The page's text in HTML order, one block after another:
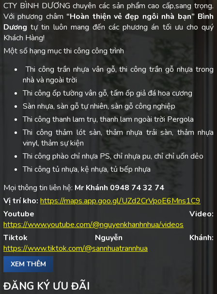
CTY BÌNH DƯƠNG chuyên các sản phẩm cao cấp,sang trọng.
Với phương châm “Hoàn thiện vẻ đẹp ngôi nhà bạn” Bình
Dươngtự tin luôn mang đến các phương án tối ưu cho quý
Khách Hàng!
Một số hạng mục thi công công trình
Thi công trần nhựa vân gỗ, thi công trần gỗ nhựa trong
nhà và ngoài trời
Thi công ốp tường vân gỗ, tấm ốp giả đá hoa cương
Sàn nhựa, sàn gỗ tự nhiên, sàn gỗ công nghiệp
Thi công thanh lam trụ, thanh lam ngoài trời Pergola
Thi công thảm lót sàn, thảm nhựa trải sàn, thảm nhựa
vinyl, thảm sự kiện
Thi công phào chỉ nhựa PS, chỉ nhựa pu, chỉ chỉ uốn dẻo
Thi công tủ nhựa, kệ nhựa, tủ bếp nhựa
Mọi thông tin liên hệ: Mr Khánh 0948 74 32 74
Vị trí kho: https://maps.app.goo.gl/UZd2CrVpoE6Mns1C9
Youtube Video:
https://www.youtube.com/@nguyenkhanhnhua/videos
Tiktok Nguyễn Khánh:
https://www.tiktok.com/@sannhuatrannhua
XEM THÊM
ĐĂNG KÝ ƯU ĐÃI